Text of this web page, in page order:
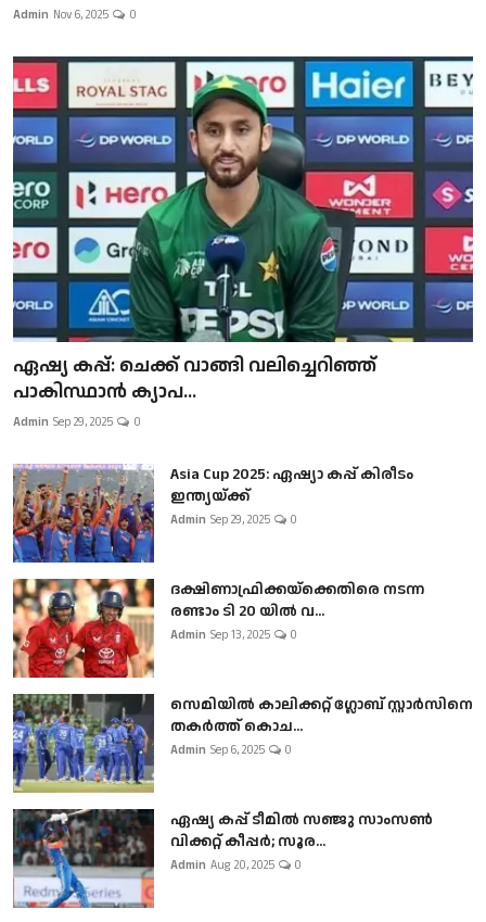
Admin Nov 6, 2025 0
ഏഷ്യ കപ്പ്: ചെക്ക് വാങ്ങി വലിച്ചെറിഞ്ഞ്
പാകിസ്ഥാൻ ക്യാപ...
Admin Sep 29, 2025 0
Asia Cup 2025: ഏഷ്യാ കപ്പ് കിരീടം
ഇന്ത്യയ്ക്ക്
Admin Sep 29, 2025 0
ദക്ഷിണാഫ്രിക്കയ്‌ക്കെതിരെ നടന്ന
രണ്ടാം ടി 20 യിൽ വ...
Admin Sep 13, 2025 0
സെമിയിൽ കാലിക്കറ്റ് ഗ്ലോബ് സ്റ്റാർസിനെ
തകർത്ത് കൊച...
Admin Sep 6, 2025 0
ഏഷ്യ കപ്പ് ടീമിൽ സഞ്ജു സാംസൺ
വിക്കറ്റ് കീപ്പർ; സൂര...
Admin Aug 20, 2025 0